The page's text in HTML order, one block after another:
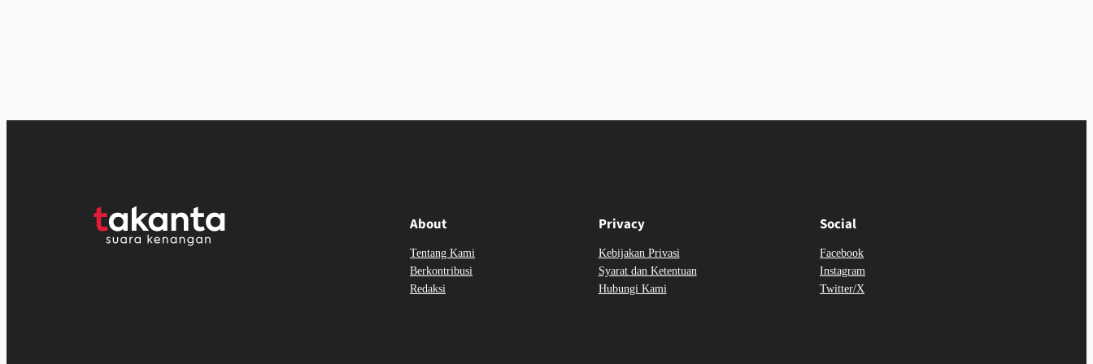
About
Tentang Kami
Berkontribusi
Redaksi
Privacy
Kebijakan Privasi
Syarat dan Ketentuan
Hubungi Kami
Social
Facebook
Instagram
Twitter/X